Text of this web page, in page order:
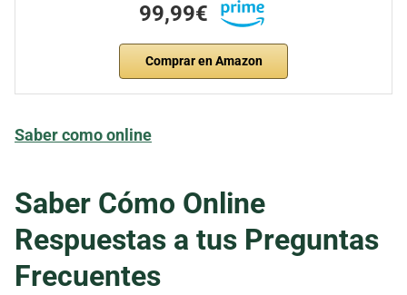
99,99€
Comprar en Amazon
Saber como online
Saber Cómo Online
Respuestas a tus Preguntas
Frecuentes